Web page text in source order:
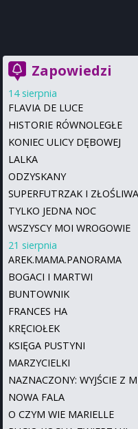
Zapowiedzi
14 sierpnia
FLAVIA DE LUCE
HISTORIE RÓWNOLEGŁE
KONIEC ULICY DĘBOWEJ
LALKA
ODZYSKANY
SUPERFUTRZAK I
TYLKO JEDNA NOC
WSZYSCY MOI WROGOWIE
21 sierpnia
AREK.MAMA.PANORAMA
BOGACI I MARTWI
BUNTOWNIK
FRANCES HA
KRĘCIOŁEK
KSIĘGA PUSTYNI
MARZYCIELKI
NAZNACZONY: WYJŚCIE Z
NOWA FALA
O CZYM WIE MARIELLE